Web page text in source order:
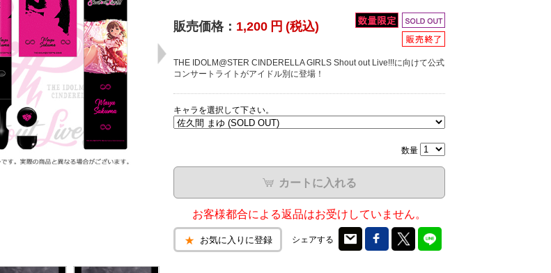
販売価格： 1,200 円 (税込)
THE IDOLM@STER CINDERELLA GIRLS Shout out Live!!!に向けて公式
コンサートライトがアイドル別に登場！
キャラを選択して下さい。
数量
カートに入れる
お客様都合による返品はお受けしていません。
お気に入りに登録 シェアする